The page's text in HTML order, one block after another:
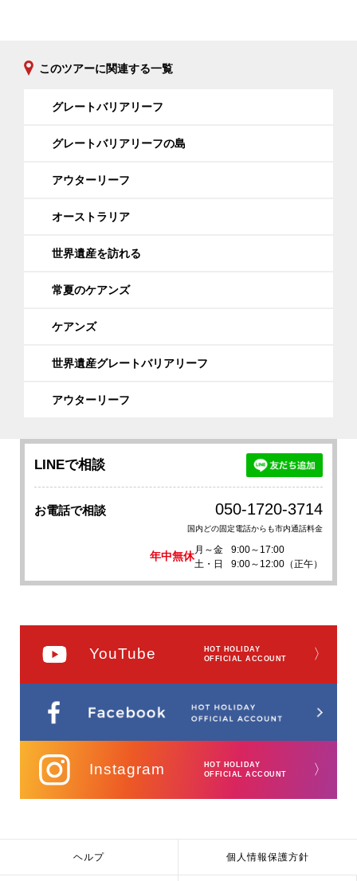
このツアーに関連する一覧
グレートバリアリーフ
グレートバリアリーフの島
アウターリーフ
オーストラリア
世界遺産を訪れる
常夏のケアンズ
ケアンズ
世界遺産グレートバリアリーフ
アウターリーフ
LINEで相談
お電話で相談 050-1720-3714
国内どの固定電話からも市内通話料金
年中無休
月～金
9:00～17:00
土・日
9:00～12:00（正午）
YouTube
HOT HOLIDAY
OFFICIAL ACCOUNT
〉
Instagram
HOT HOLIDAY
OFFICIAL ACCOUNT
〉
ヘルプ 個人情報保護方針